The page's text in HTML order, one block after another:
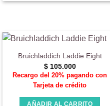
Bruichladdich Laddie Eight
$105.000
Recargo del 20% pagando con
Tarjeta de crédito
AÑADIR AL CARRITO